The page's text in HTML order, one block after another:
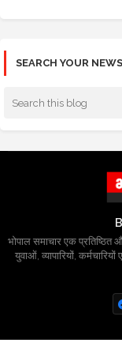
SEARCH YOUR NEWS
भोपाल समाचार एक प्रतिष्ठित
युवाओं, व्यापारियों,